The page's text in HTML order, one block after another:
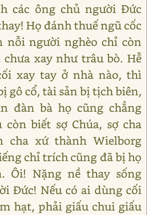
các ông chủ người Đức
Họ đánh thuế ngũ cốc
nỗi người nghèo chỉ còn
xay như trâu bò. Hễ
xay tay ở nhà nào, thì
gô cổ, tài sản bị tịch biên,
đàn bà họ cũng chẳng
biết sợ Chúa, sợ cha
cha xứ thành Wielborg
chỉ trích cũng đã bị họ
Ôi! Nặng nề thay sống
Đức! Nếu có ai dùng cối
hạt, phải giấu chui giấu